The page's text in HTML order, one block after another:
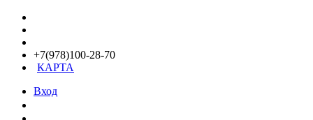
+7(978)100-28-70
КАРТА
Вход